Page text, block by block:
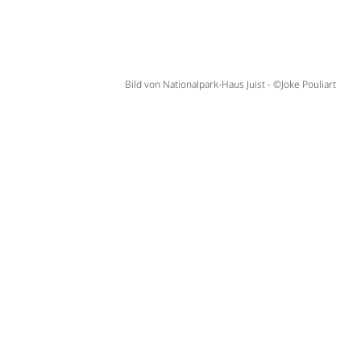
Bild von Nationalpark-Haus Juist - ©Joke Pouliart